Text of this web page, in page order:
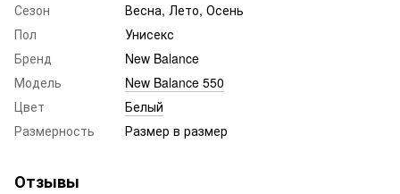
Сезон
Весна, Лето, Осень
Пол
Унисекс
Бренд
New Balance
Модель
New Balance 550
Цвет
Белый
Размерность
Размер в размер
Отзывы